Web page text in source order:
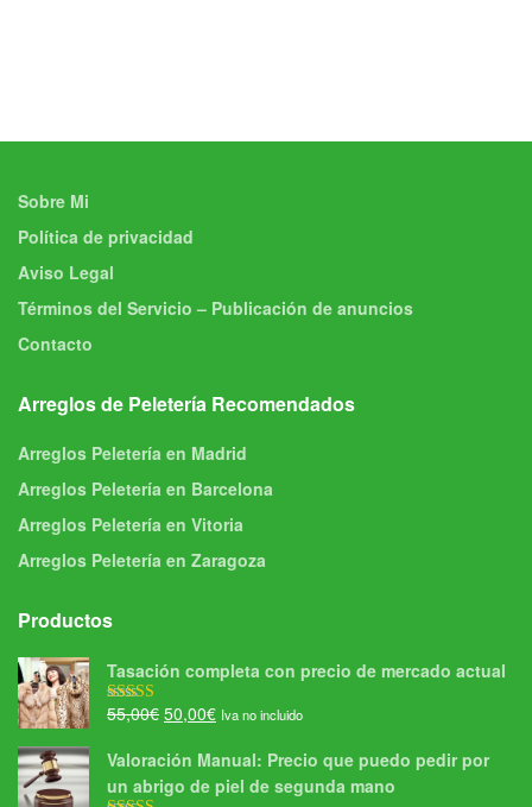
Sobre Mi
Política de privacidad
Aviso Legal
Términos del Servicio – Publicación de anuncios
Contacto
Arreglos de Peletería Recomendados
Arreglos Peletería en Madrid
Arreglos Peletería en Barcelona
Arreglos Peletería en Vitoria
Arreglos Peletería en Zaragoza
Productos
Tasación completa con precio de mercado actual
Valorado con
55,00€ El
original
era:
50,00€El
actual
es:
Iva no incluido
Valoración Manual: Precio que puedo pedir por
un abrigo de piel de segunda mano